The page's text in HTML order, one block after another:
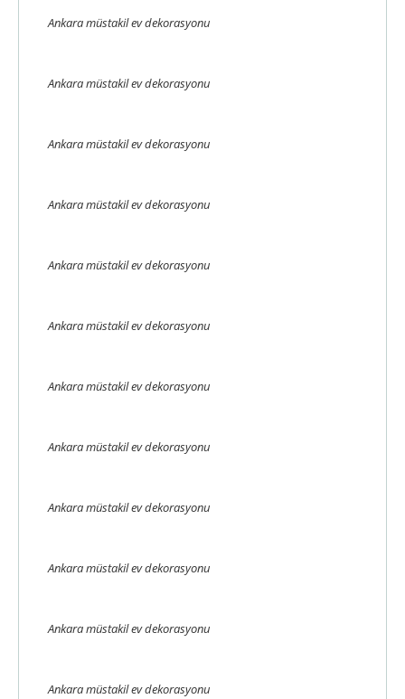
Ankara müstakil ev dekorasyonu
Ankara müstakil ev dekorasyonu
Ankara müstakil ev dekorasyonu
Ankara müstakil ev dekorasyonu
Ankara müstakil ev dekorasyonu
Ankara müstakil ev dekorasyonu
Ankara müstakil ev dekorasyonu
Ankara müstakil ev dekorasyonu
Ankara müstakil ev dekorasyonu
Ankara müstakil ev dekorasyonu
Ankara müstakil ev dekorasyonu
Ankara müstakil ev dekorasyonu